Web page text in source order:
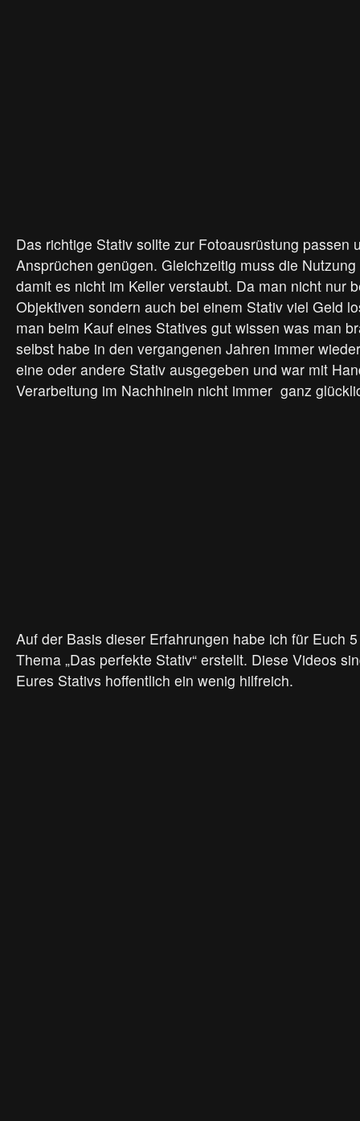
Das richtige Stativ sollte zur Fotoausrüstung passen
Ansprüchen genügen. Gleichzeitig muss die
damit es nicht im Keller verstaubt. Da man nicht nur
Objektiven sondern auch bei einem Stativ viel Geld
man beim Kauf eines Statives gut wissen was man
selbst habe in den vergangenen Jahren immer
eine oder andere Stativ ausgegeben und war mit
Verarbeitung im Nachhinein nicht immer ganz
Auf der Basis dieser Erfahrungen habe ich für Euch
Thema „Das perfekte Stativ“ erstellt. Diese Videos
Eures Stativs hoffentlich ein wenig hilfreich.